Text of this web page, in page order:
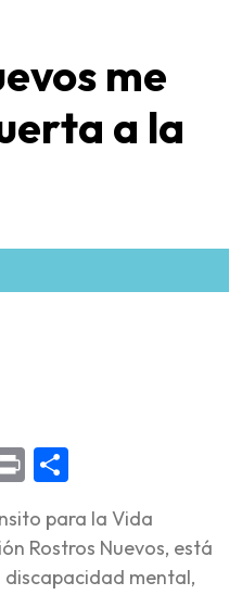
me
a la
Print
para la Vida
Rostros Nuevos, está
mental,